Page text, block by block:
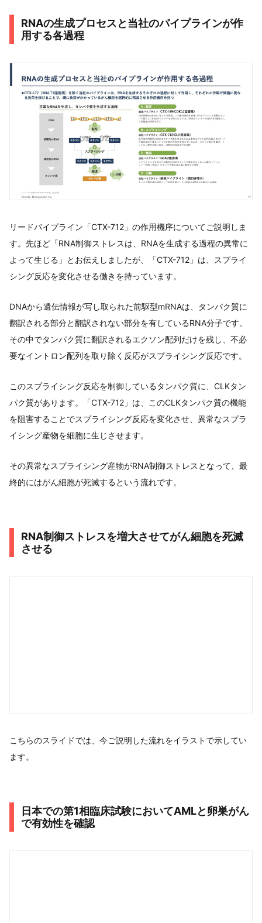
RNAの生成プロセスと当社のパイプラインが作
用する各過程
リードパイプライン「CTX-712」の作用機序についてご説明しま
す。先ほど「RNA制御ストレスは、RNAを生成する過程の異常に
よって生じる」とお伝えしましたが、「CTX-712」は、スプライ
シング反応を変化させる働きを持っています。
DNAから遺伝情報が写し取られた前駆型mRNAは、タンパク質に
翻訳される部分と翻訳されない部分を有しているRNA分子です。
その中でタンパク質に翻訳されるエクソン配列だけを残し、不必
要なイントロン配列を取り除く反応がスプライシング反応です。
このスプライシング反応を制御しているタンパク質に、CLKタン
パク質があります。「CTX-712」は、このCLKタンパク質の機能
を阻害することでスプライシング反応を変化させ、異常なスプラ
イシング産物を細胞に生じさせます。
その異常なスプライシング産物がRNA制御ストレスとなって、最
終的にはがん細胞が死滅するという流れです。
RNA制御ストレスを増大させてがん細胞を死滅
させる
こちらのスライドでは、今ご説明した流れをイラストで示してい
ます。
日本での第1相臨床試験においてAMLと卵巣がん
で有効性を確認